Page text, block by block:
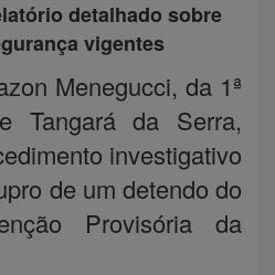
detalhado sobre
vigentes
Menegucci, da 1ª
Tangará da Serra,
investigativo
de um detendo do
Provisória da